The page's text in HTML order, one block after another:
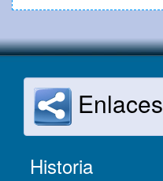
Enlaces
Historia